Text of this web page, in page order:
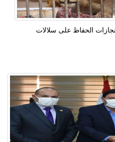
الحفاظ على سلالات